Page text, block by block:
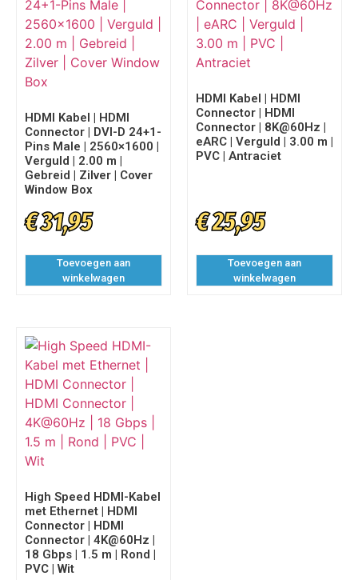
HDMI Kabel | HDMI
Connector | DVI-D 24+1-
Pins Male | 2560×1600 |
Verguld | 2.00 m |
Gebreid | Zilver | Cover
Window Box
€31,95
Toevoegen aan
winkelwagen
HDMI Kabel | HDMI
Connector | HDMI
Connector | 8K@60Hz |
eARC | Verguld | 3.00 m |
PVC | Antraciet
€25,95
Toevoegen aan
winkelwagen
High Speed HDMI-Kabel
met Ethernet | HDMI
Connector | HDMI
Connector | 4K@60Hz |
18 Gbps | 1.5 m | Rond |
PVC | Wit